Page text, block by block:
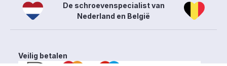
De schroevenspecialist van
Nederland en België
Veilig betalen